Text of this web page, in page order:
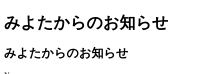
みよたからのお知らせ
みよたからのお知らせ